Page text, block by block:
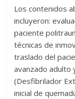
Los contenidos
incluyeron:
paciente
técnicas de
traslado del
avanzado adulto
(Desfibrilador
inicial de